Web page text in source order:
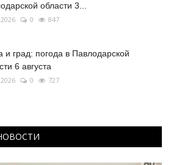
области 3...
0 847
и град: погода в Павлодарской
6 августа
0 727